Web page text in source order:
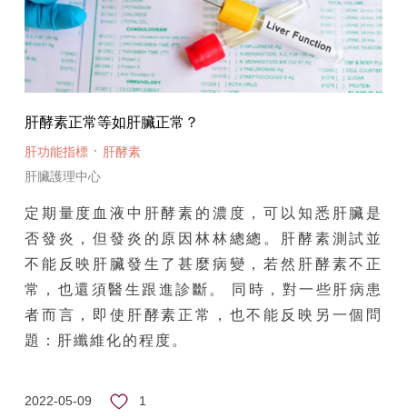
肝酵素正常等如肝臟正常？
肝功能指標· 肝酵素
肝臟護理中心
定期量度血液中肝酵素的濃度，可以知悉肝臟是
否發炎，但發炎的原因林林總總。肝酵素測試並
不能反映肝臟發生了甚麼病變，若然肝酵素不正
常，也還須醫生跟進診斷。 同時，對一些肝病患
者而言，即使肝酵素正常，也不能反映另一個問
題：肝纖維化的程度。
2022-05-09 1